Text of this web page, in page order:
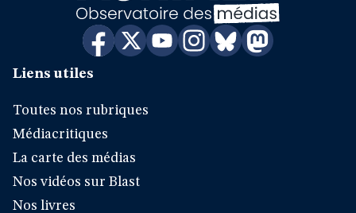
Liens utiles
Toutes nos rubriques
Médiacritiques
La carte des médias
Nos vidéos sur Blast
Nos livres